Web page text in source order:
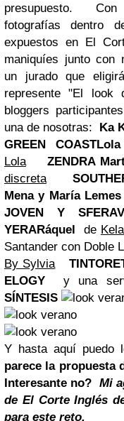
presupuesto.
fotografías dentro
expuestos en El
maniquíes junto con
un jurado que
represente"El look
bloggers
una de nosotras:
Ka
GREEN COAST
Lola
ZENDRA
discreta
Mena y María Lemes
JOVEN Y SFERA
YERARáquel de
Santander con Doble L
By Sylvia
ELOGY
y una
SÍNTESIS
Y hasta aquí puedo
parece la propuesta
Interesante no? Mi
de El Corte Inglés
para este reto.